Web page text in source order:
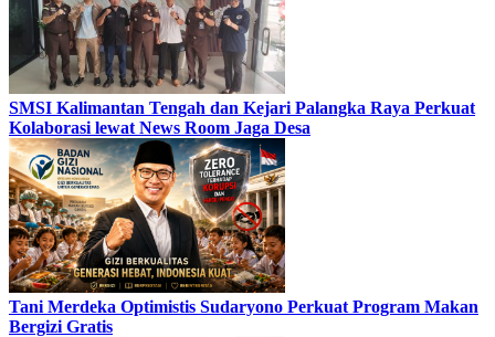
SMSI Kalimantan Tengah dan Kejari Palangka Raya Perkuat
Kolaborasi lewat News Room Jaga Desa
Tani Merdeka Optimistis Sudaryono Perkuat Program Makan
Bergizi Gratis